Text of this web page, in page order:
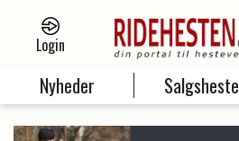
Login
Nyheder Salgsheste